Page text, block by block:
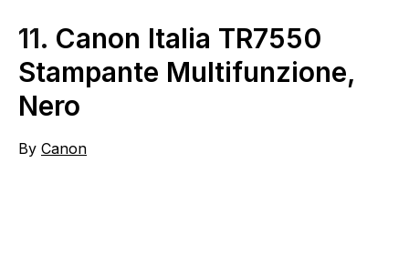
11. Canon Italia TR7550
Stampante Multifunzione,
Nero
By Canon